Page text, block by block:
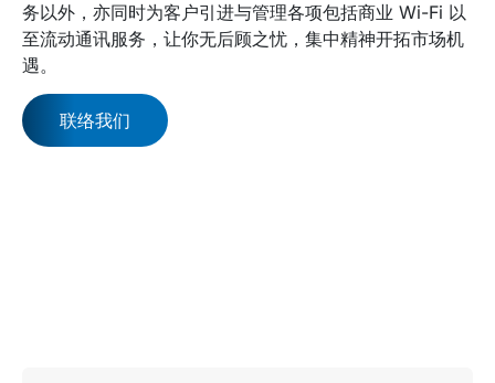
务以外，亦同时为客户引进与管理各项包括商业 Wi-Fi 以
至流动通讯服务，让你无后顾之忧，集中精神开拓市场机
遇。
联络我们